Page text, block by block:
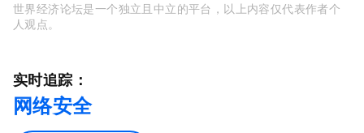
世界经济论坛是一个独立且中立的平台，以上内容仅代表作者个
人观点。
实时追踪：
网络安全